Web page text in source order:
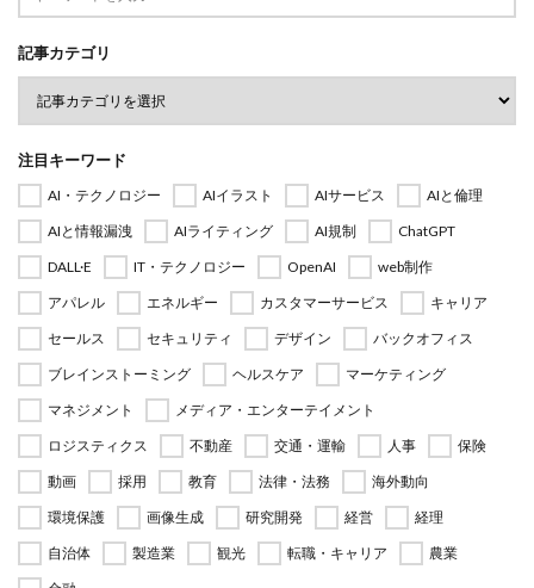
記事カテゴリ
注目キーワード
AI・テクノロジー AIイラスト AIサービス
AIと倫理
AIと情報漏洩
AIライティング AI規制
ChatGPT
DALL·E
IT・テクノロジー OpenAI
web制作
アパレル
エネルギー カスタマーサービス
キャリア
セールス
セキュリティ デザイン
バックオフィス
ブレインストーミング
ヘルスケア
マーケティング
マネジメント
メディア・エンターテイメント
ロジスティクス
不動産 交通・運輸 人事
保険
動画
採用 教育 法律・法務
海外動向
環境保護
画像生成 研究開発 経営
経理
自治体
製造業 観光 転職・キャリア
農業